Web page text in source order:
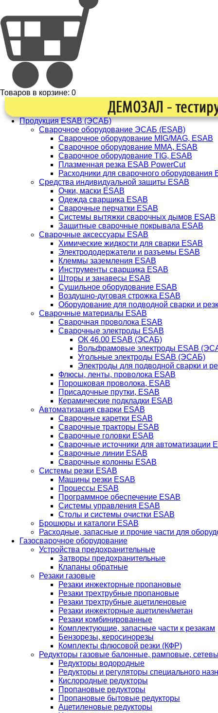
Товаров в корзине: 0
Продукция ESAB (ЭСАБ)
Сварочное оборудование ЭСАБ (ESAB)
Сварочное оборудование MIG/MAG, ESAB
Сварочное оборудование ММА, ESAB
Сварочное оборудование TIG, ESAB
Плазменная резка ESAB PowerCut
Расходники для сварочного оборудования
Средства индивидуальной защиты ESAB
Очки, маски ESAB
Одежда сварщика ESAB
Сварочные перчатки ESAB
Системы вытяжки сварочных дымов ESAB
Защитные сварочные покрывала ESAB
Сварочные аксессуары ESAB
Химические жидкости для сварки ESAB
Электрододержатели и разъемы ESAB
Клеммы заземления ESAB
Инструменты сварщика ESAB
Шторы и занавесы ESAB
Сушильное оборудование ESAB
Воздушно-дуговая строжка ESAB
Оборудование для подводной сварки и
Сварочные материалы ESAB
Сварочная проволока ESAB
Сварочные электроды ESAB
ОК 46.00 ESAB (ЭСАБ)
Вольфрамовые электроды ESAB
Угольные электроды ESAB (ЭСАБ)
Электроды для подводной сварки и
Флюсы, ленты, проволока ESAB
Порошковая проволока, ESAB
Присадочные прутки, ESAB
Керамические подкладки ESAB
Автоматизация сварки ESAB
Сварочные каретки ESAB
Сварочные тракторы ESAB
Сварочные головки ESAB
Сварочные источники для автоматизации
Сварочные линии ESAB
Сварочные колонны ESAB
Системы резки ESAB
Машины резки ESAB
Процессы ESAB
Программное обеспечение ESAB
Системы управления ESAB
Столы и системы очистки ESAB
Брошюры и каталоги ESAB
Расходные, запасные и прочие части для
Газосварочное оборудование
Устройства предохранительные
Затворы предохранительные
Клапаны обратные
Резаки газовые
Резаки инжекторные пропановые
Резаки трехтрубные пропановые
Резаки трехтрубные ацетиленовые
Резаки инжекторные ацетилен/метан
Резаки комбинированные
Комплектующие, запасные части к резакам
Бензорезы, керосинорезы
Комплекты флюсовой резки (КФР)
Редукторы газовые балонные, рамповые,
Редукторы водородные
Редукторы и регуляторы специального
Кислородные редукторы
Пропановые редукторы
Пропановые бытовые редукторы
Ацетиленовые редукторы